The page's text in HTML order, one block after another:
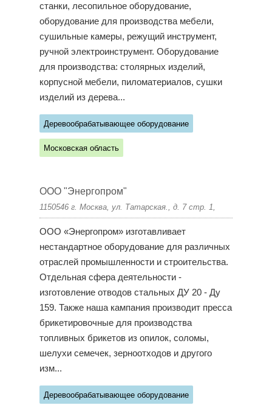
станки, лесопильное оборудование,
оборудование для производства мебели,
сушильные камеры, режущий инструмент,
ручной электроинструмент. Оборудование
для производства: столярных изделий,
корпусной мебели, пиломатериалов, сушки
изделий из дерева...
Деревообрабатывающее оборудование
Московская область
ООО "Энергопром"
1150546 г. Москва, ул. Татарская., д. 7 стр. 1,
ООО «Энергопром» изготавливает
нестандартное оборудование для различных
отраслей промышленности и строительства.
Отдельная сфера деятельности -
изготовление отводов стальных ДУ 20 - Ду
159. Также наша кампания производит пресса
брикетировочные для производства
топливных брикетов из опилок, соломы,
шелухи семечек, зерноотходов и другого
изм...
Деревообрабатывающее оборудование